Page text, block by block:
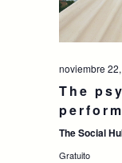
noviembre
The
The Social
Gratuito